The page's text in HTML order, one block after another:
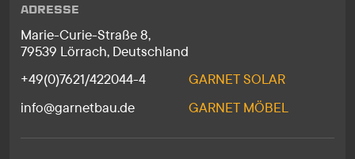
ADRESSE
Marie-Curie-Straße 8,
79539 Lörrach, Deutschland
+49(0)7621/422044-4
info@garnetbau.de
GARNET SOLAR
GARNET MÖBEL